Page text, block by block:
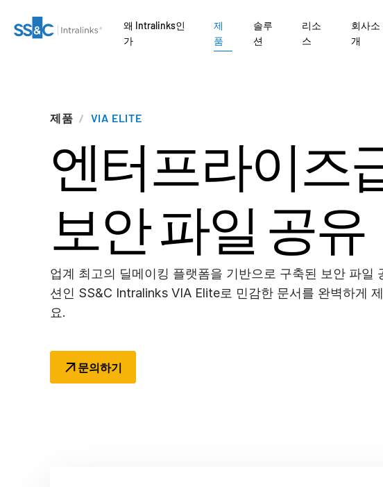
왜 Intralinks인
가
왜 Intralinks인가
보안 및 신뢰
API 및 배포
자본 시장과 대
유를 알아보세요.
자세히 알아보
제
품
Link
준비
마케팅
관리
Fundraising
Onboarding
Reporting
Alternative
Investments Managed
Services
검열
거래 지원
고급 보고
번역
VDRPro
기업 시나리오
게 협업하기 위
살펴보세요.
SECURITYHUB
VIA
글로
유할 수
자세
솔루
션
안전한 문서 교환
규제, 리스크, 규정 준수
신디케이트론
민감
하는 협
자세
Private Credit
Private Equity
Venture Capital
Real Estate Fund
Managers
IT / Security
복잡
하는 방
자세
리소
스
회사소
개
문의하기
기업 정보
SS&C Intralinks
합병(M&A), 자
떻게 지원하는지
자세히 알아보기
한
제품 VIA ELITE
엔터프라이즈
보안 파일 공유
업계 최고의 딜메이킹 플랫폼을 기반으로 구축된 보안 파일
션인 SS&C Intralinks VIA Elite로 민감한 문서를 완벽하게
요.
문의하기